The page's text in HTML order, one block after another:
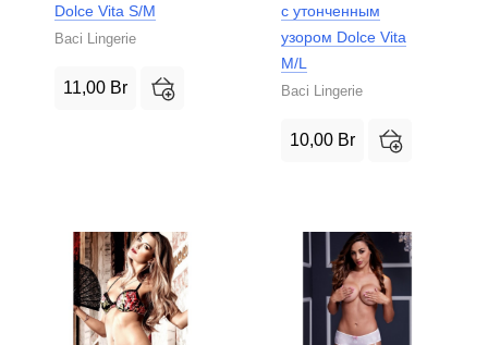
Dolce Vita S/M
Baci Lingerie
11,00 Br
с утонченным
узором Dolce Vita
M/L
Baci Lingerie
10,00 Br